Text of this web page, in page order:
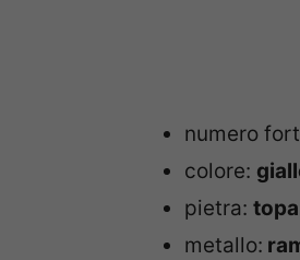
numero
colore:
pietra:
metallo: